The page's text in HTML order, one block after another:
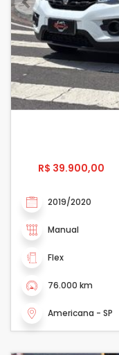
R$ 39.900,00
2019/2020
Manual
Flex
76.000 km
Americana - SP